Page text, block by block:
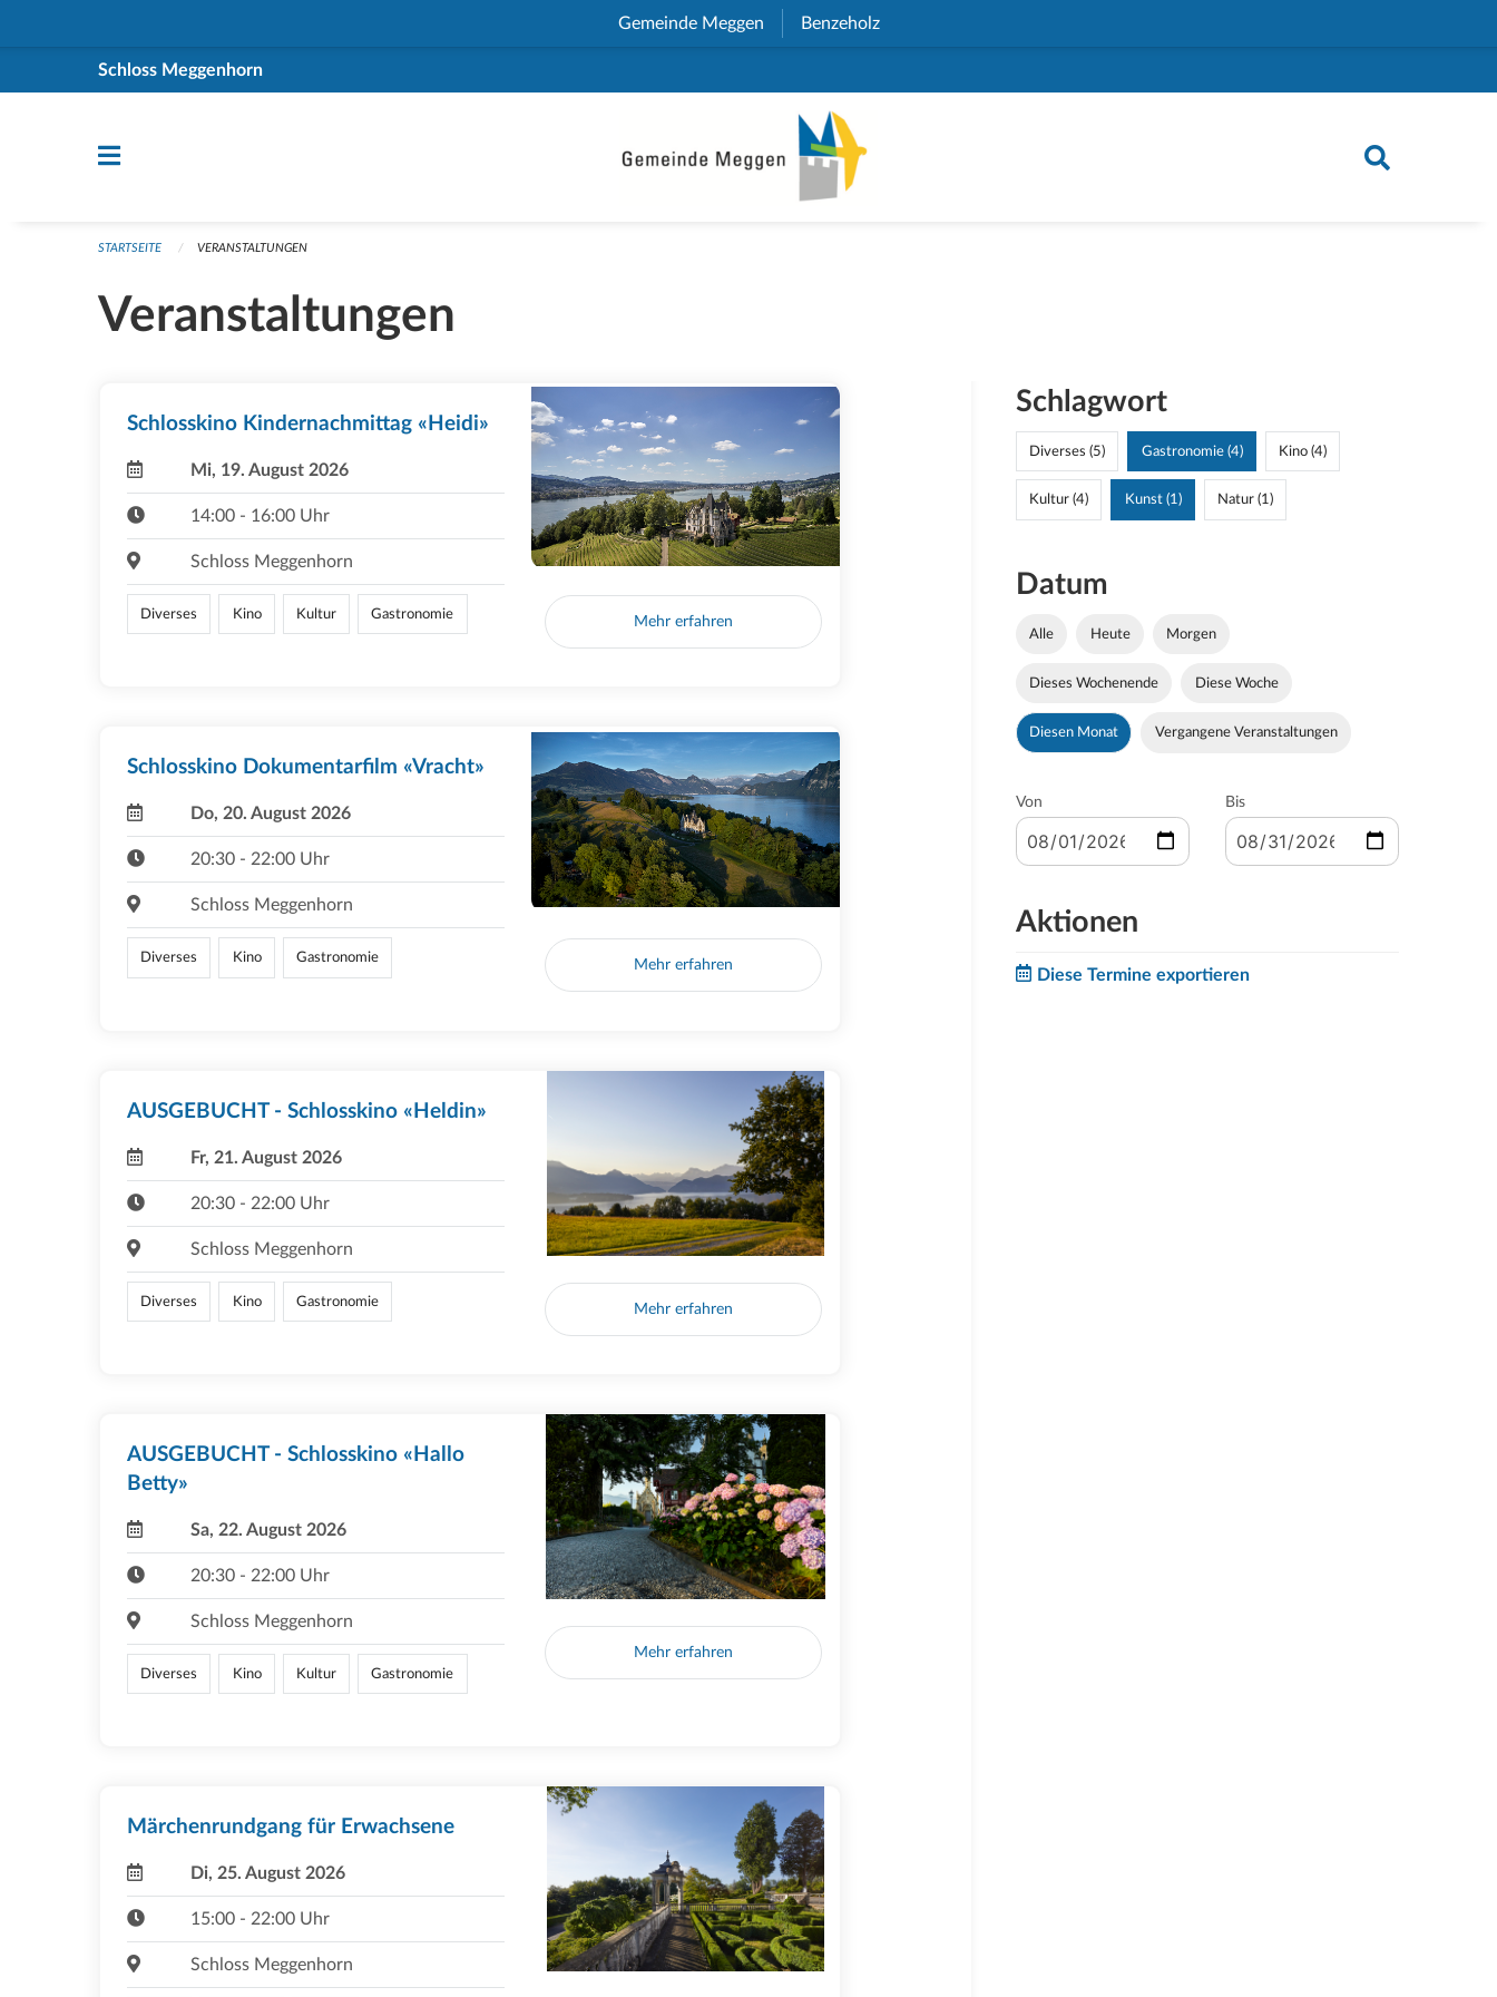
Gemeinde Meggen (External Link)
Benzeholz(External Link)
Schloss Meggenhorn
STARTSEITE VERANSTALTUNGEN
Veranstaltungen
Schlosskino Kindernachmittag «Heidi»
Mi, 19. August 2026
14:00 - 16:00 Uhr
Schloss Meggenhorn
Diverses Kino Kultur Gastronomie Mehr erfahren
Schlosskino Dokumentarfilm «Vracht»
Do, 20. August 2026
20:30 - 22:00 Uhr
Schloss Meggenhorn
Diverses Kino Gastronomie Mehr erfahren
AUSGEBUCHT - Schlosskino «Heldin»
Fr, 21. August 2026
20:30 - 22:00 Uhr
Schloss Meggenhorn
Diverses Kino Gastronomie Mehr erfahren
AUSGEBUCHT - Schlosskino «Hallo
Betty»
Sa, 22. August 2026
20:30 - 22:00 Uhr
Schloss Meggenhorn
Diverses Kino Kultur Gastronomie
Mehr erfahren
Märchenrundgang für Erwachsene
Di, 25. August 2026
15:00 - 22:00 Uhr
Schloss Meggenhorn
Schlagwort
Diverses (5) Gastronomie (4) Kino (4)
Kultur (4) Kunst (1) Natur (1)
Datum
Alle Heute Morgen
Dieses Wochenende Diese Woche
Diesen Monat Vergangene Veranstaltungen
Von Bis
Aktionen
Diese Termine exportieren